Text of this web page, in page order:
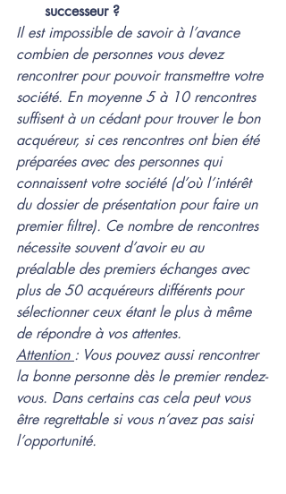
successeur ?
Il est impossible de savoir à l’avance
combien de personnes vous devez
rencontrer pour pouvoir transmettre votre
société. En moyenne 5 à 10 rencontres
suffisent à un cédant pour trouver le bon
acquéreur, si ces rencontres ont bien été
préparées avec des personnes qui
connaissent votre société (d’où l’intérêt
du dossier de présentation pour faire un
premier filtre). Ce nombre de rencontres
nécessite souvent d’avoir eu au
préalable des premiers échanges avec
plus de 50 acquéreurs différents pour
sélectionner ceux étant le plus à même
de répondre à vos attentes.
Attention : Vous pouvez aussi rencontrer
la bonne personne dès le premier rendez-
vous. Dans certains cas cela peut vous
être regrettable si vous n’avez pas saisi
l’opportunité.